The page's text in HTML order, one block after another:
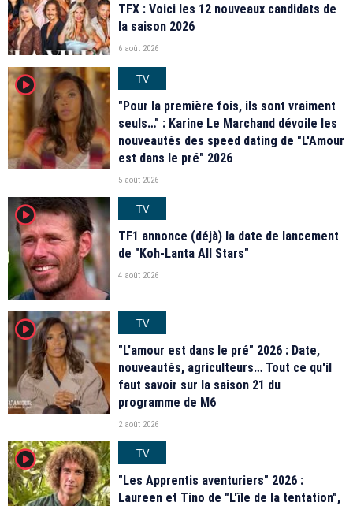
TFX : Voici les 12 nouveaux candidats de
la saison 2026
6 août 2026
player2
TV
"Pour la première fois, ils sont vraiment
seuls…" : Karine Le Marchand dévoile les
nouveautés des speed dating de "L'Amour
est dans le pré" 2026
5 août 2026
player2
TV
TF1 annonce (déjà) la date de lancement
de "Koh-Lanta All Stars"
4 août 2026
player2
TV
"L'amour est dans le pré" 2026 : Date,
nouveautés, agriculteurs… Tout ce qu'il
faut savoir sur la saison 21 du
programme de M6
2 août 2026
player2
TV
"Les Apprentis aventuriers" 2026 :
Laureen et Tino de "L'île de la tentation",